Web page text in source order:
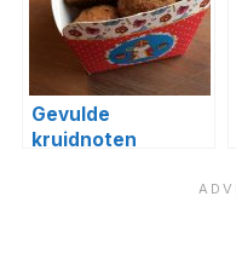
Gevulde
kruidnoten